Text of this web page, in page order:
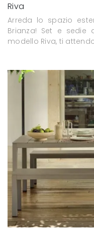
Riva
Arreda lo spazio
Brianza! Set e
modello Riva, ti